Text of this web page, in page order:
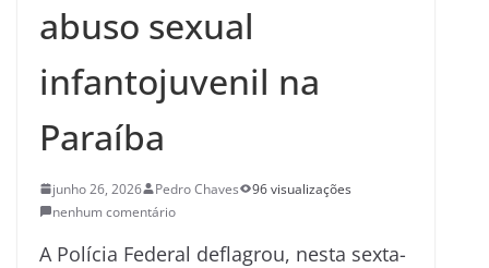
abuso sexual
infantojuvenil na
Paraíba
junho 26, 2026 Pedro Chaves
96 visualizações
nenhum comentário
A Polícia Federal deflagrou, nesta sexta-